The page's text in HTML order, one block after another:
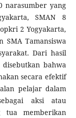
narasumber yang
SMAN 8
2 Yogyakarta,
SMA Tamansiswa
Dari hasil
bahwa
secara efektif
pelajar dalam
aksi atau
tua memberikan